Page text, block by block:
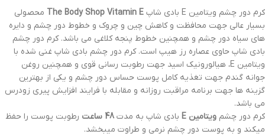
کرم دور چشم ویتامین E بادی شاپ The Body Shop Vitamin E محصولی
بسیار عالی جهت محافظت و کاهش چین و چروک و خطوط دور چشم و دایره
های سیاه دور چشم و همچنین خطوط پنجه کلاغی می باشد. کرم دور چشم
بادی شاپ حاوی عصاره رز هیپ است. کرم دور چشم بادی شاپ غنی شده با
ویتامین E، هیالورونیک اسید جهت رطوبت رسانی قوی و همچنین روغن
جوانه گندم جهت تغذیه کامل پوست حساس دور چشم و یکی از بهترین
گزینه ها جهت برنامه مراقبت روزانه و مقابله با فرایند افزایش پیری زودرس
می باشد.
کرم دور چشم ویتامین E بادی شاپ به مدت48 ساعت
رطوبت پوست را حفظ
میکند و به پوست دور چشم نرمی و طراوت میبخشد.